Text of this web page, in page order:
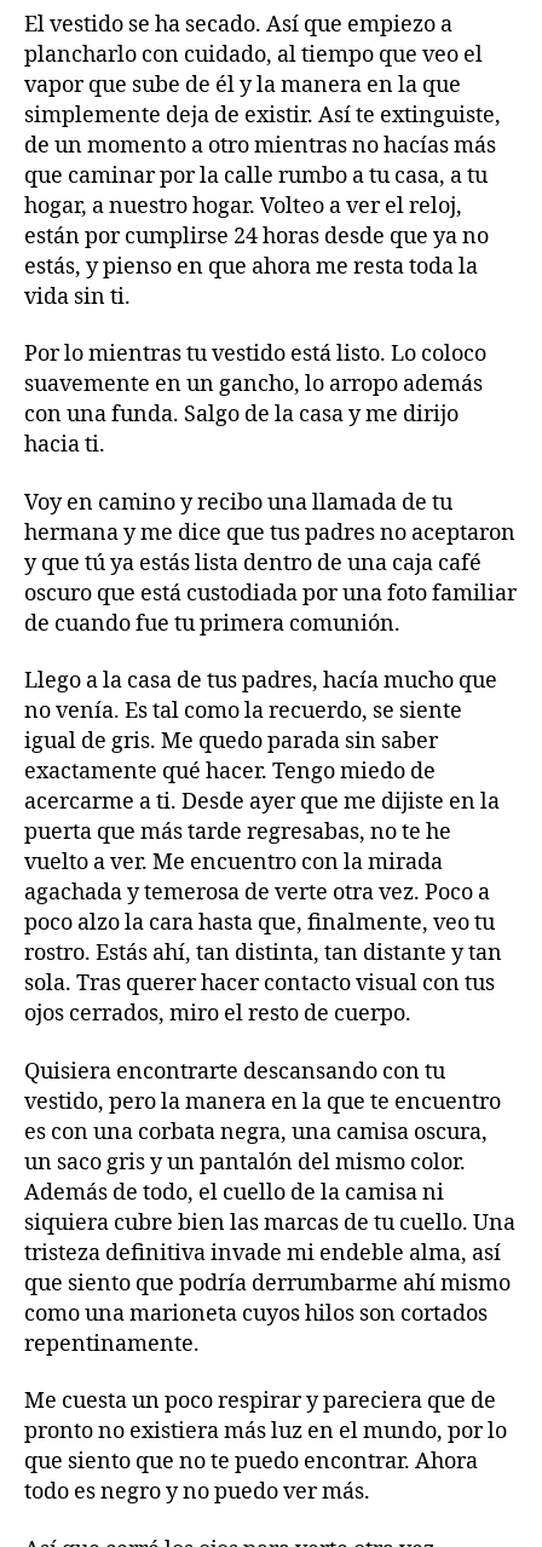
El vestido se ha secado. Así que empiezo a
plancharlo con cuidado, al tiempo que veo el
vapor que sube de él y la manera en la que
simplemente deja de existir. Así te extinguiste,
de un momento a otro mientras no hacías más
que caminar por la calle rumbo a tu casa, a tu
hogar, a nuestro hogar. Volteo a ver el reloj,
están por cumplirse 24 horas desde que ya no
estás, y pienso en que ahora me resta toda la
vida sin ti.
Por lo mientras tu vestido está listo. Lo coloco
suavemente en un gancho, lo arropo además
con una funda. Salgo de la casa y me dirijo
hacia ti.
Voy en camino y recibo una llamada de tu
hermana y me dice que tus padres no aceptaron
y que tú ya estás lista dentro de una caja café
oscuro que está custodiada por una foto familiar
de cuando fue tu primera comunión.
Llego a la casa de tus padres, hacía mucho que
no venía. Es tal como la recuerdo, se siente
igual de gris. Me quedo parada sin saber
exactamente qué hacer. Tengo miedo de
acercarme a ti. Desde ayer que me dijiste en la
puerta que más tarde regresabas, no te he
vuelto a ver. Me encuentro con la mirada
agachada y temerosa de verte otra vez. Poco a
poco alzo la cara hasta que, finalmente, veo tu
rostro. Estás ahí, tan distinta, tan distante y tan
sola. Tras querer hacer contacto visual con tus
ojos cerrados, miro el resto de cuerpo.
Quisiera encontrarte descansando con tu
vestido, pero la manera en la que te encuentro
es con una corbata negra, una camisa oscura,
un saco gris y un pantalón del mismo color.
Además de todo, el cuello de la camisa ni
siquiera cubre bien las marcas de tu cuello. Una
tristeza definitiva invade mi endeble alma, así
que siento que podría derrumbarme ahí mismo
como una marioneta cuyos hilos son cortados
repentinamente.
Me cuesta un poco respirar y pareciera que de
pronto no existiera más luz en el mundo, por lo
que siento que no te puedo encontrar. Ahora
todo es negro y no puedo ver más.